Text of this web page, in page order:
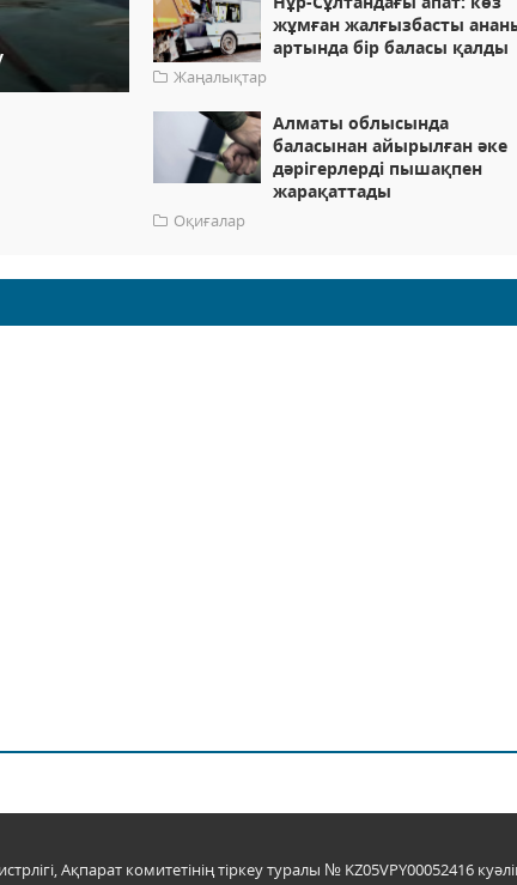
жұмған жалғызбасты
артында бір баласы қалды
Жаңалықтар
Алматы облысында
баласынан айырылған әке
дәрігерлерді пышақпен
жарақаттады
Оқиғалар
Ақпарат комитетінің тіркеу туралы № KZ05VPY00052416